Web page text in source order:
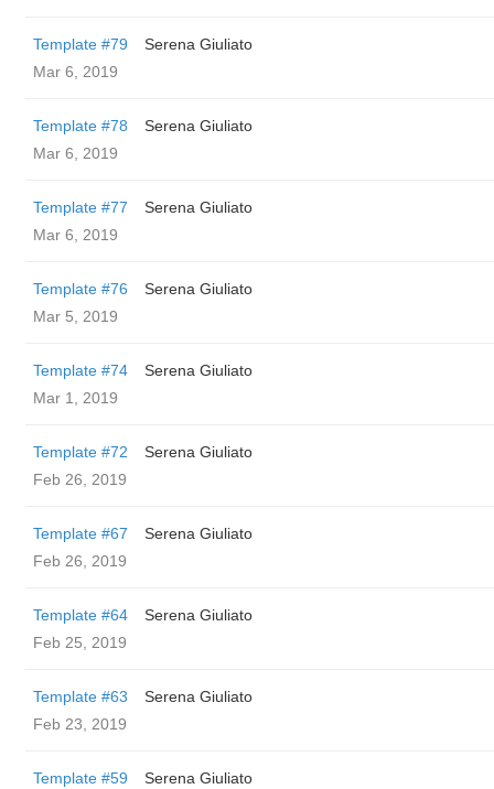
Template #79
Serena Giuliato
Mar 6, 2019
Template #78
Serena Giuliato
Mar 6, 2019
Template #77
Serena Giuliato
Mar 6, 2019
Template #76
Serena Giuliato
Mar 5, 2019
Template #74
Serena Giuliato
Mar 1, 2019
Template #72
Serena Giuliato
Feb 26, 2019
Template #67
Serena Giuliato
Feb 26, 2019
Template #64
Serena Giuliato
Feb 25, 2019
Template #63
Serena Giuliato
Feb 23, 2019
Template #59
Serena Giuliato